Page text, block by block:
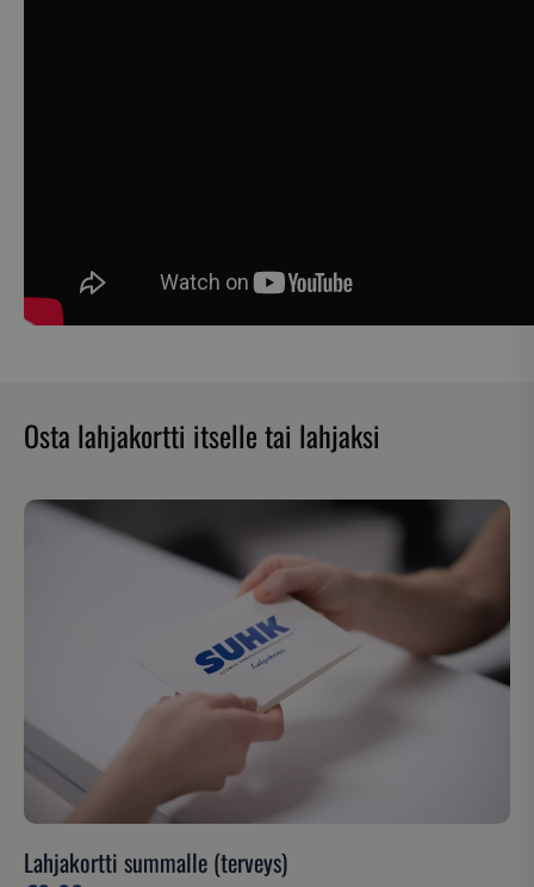
Osta lahjakortti itselle tai lahjaksi
Lahjakortti summalle (terveys)